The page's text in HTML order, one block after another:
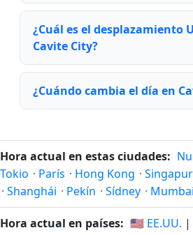
¿Cuál es el desplazamiento
Cavite City?
¿Cuándo cambia el día en
Hora actual en estas ciudades:
Tokio · París · Hong Kong · Singapur
· Shanghái · Pekín · Sídney · Mumbai
Hora actual en países: 🇺🇸 EE.UU. |